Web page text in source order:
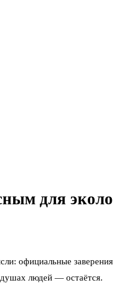
для
официальные
людей — остаётся.